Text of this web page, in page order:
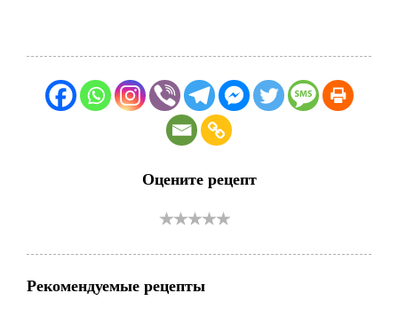
Оцените рецепт
Рекомендуемые рецепты